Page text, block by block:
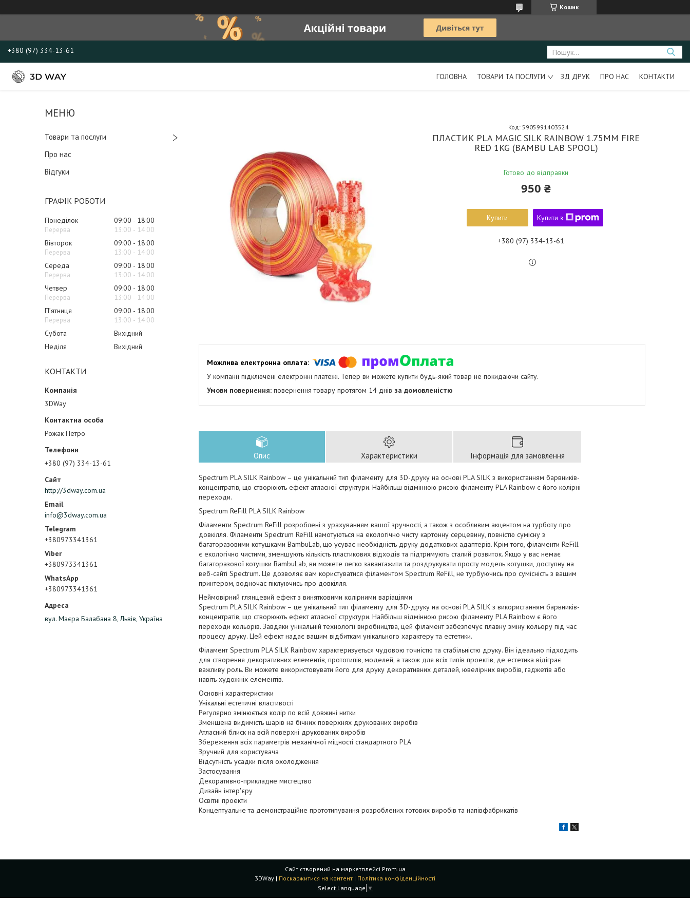
Кошик
+380 (97) 334-13-61
ГОЛОВНА ТОВАРИ ТА ПОСЛУГИ ЗД ДРУК ПРО НАС КОНТАКТИ
Товари та послуги
Про нас
Відгуки
ГРАФІК РОБОТИ
Понеділок 09:00
18:00
13:00
14:00
Вівторок
09:00
18:00
13:00
14:00
Середа
09:00
18:00
13:00
14:00
Четвер
09:00
18:00
13:00
14:00
Пʼятниця
09:00
18:00
13:00
14:00
Субота
Вихідний
Неділя
Вихідний
КОНТАКТИ
3DWay
Рожак Петро
+380 (97) 334-13-61
http://3dway.com.ua
info@3dway.com.ua
+380973341361
+380973341361
+380973341361
вул. Маєра Балабана 8, Львів, Україна
ПЛАСТИК PLA MAGIC SILK RAINBOW 1.75MM FIRE
RED 1KG (BAMBU LAB SPOOL)
Готово до відправки
Код:5905991403524
950 ₴
Купити Купити з
+380 (97) 334-13-61
У компанії підключені електронні платежі. Тепер ви можете купити будь-який товар не покидаючи сайту.
повернення товару протягом 14 днів за домовленістю
Опис Характеристики Інформація для замовлення
Spectrum PLA SILK Rainbow – це унікальний тип філаменту для 3D-друку на основі PLA SILK з використанням барвників-
концентратів, що створюють ефект атласної структури. Найбільш відмінною рисою філаменту PLA Rainbow є його колірні
переходи.
Spectrum ReFill PLA SILK Rainbow
Філаменти Spectrum ReFill розроблені з урахуванням вашої зручності, а також з особливим акцентом на турботу про
довкілля. Філаменти Spectrum ReFill намотуються на екологічно чисту картонну серцевину, повністю сумісну з
багаторазовими котушками BambuLab, що усуває необхідність друку додаткових адаптерів. Крім того, філаменти ReFill
є екологічно чистими, зменшують кількість пластикових відходів та підтримують сталий розвиток. Якщо у вас немає
багаторазової котушки BambuLab, ви можете легко завантажити та роздрукувати просту модель котушки, доступну на
веб-сайті Spectrum. Це дозволяє вам користуватися філаментом Spectrum ReFill, не турбуючись про сумісність з вашим
принтером, водночас піклуючись про довкілля.
Неймовірний глянцевий ефект з винятковими колірними варіаціями
Spectrum PLA SILK Rainbow – це унікальний тип філаменту для 3D-друку на основі PLA SILK з використанням барвників-
концентратів, що створюють ефект атласної структури. Найбільш відмінною рисою філаменту PLA Rainbow є його
переходи кольорів. Завдяки унікальній технології виробництва, цей філамент забезпечує плавну зміну кольору під час
процесу друку. Цей ефект надає вашим відбиткам унікального характеру та естетики.
Філамент Spectrum PLA SILK Rainbow характеризується чудовою точністю та стабільністю друку. Він ідеально підходить
для створення декоративних елементів, прототипів, моделей, а також для всіх типів проектів, де естетика відіграє
важливу роль. Ви можете використовувати його для друку декоративних деталей, ювелірних виробів, гаджетів або
навіть художніх елементів.
Основні характеристики
Унікальні естетичні властивості
Регулярно змінюється колір по всій довжині нитки
Зменшена видимість шарів на бічних поверхнях друкованих виробів
Атласний блиск на всій поверхні друкованих виробів
Збереження всіх параметрів механічної міцності стандартного PLA
Зручний для користувача
Відсутність усадки після охолодження
Застосування
Декоративно-прикладне мистецтво
Дизайн інтер'єру
Освітні проекти
Концептуальне та демонстраційне прототипування розроблених готових виробів та напівфабрикатів
Сайт створений на маркетплейсі Prom.ua
3DWay | Поскаржитися на контент | Політика конфіденційності
Select Language ▼